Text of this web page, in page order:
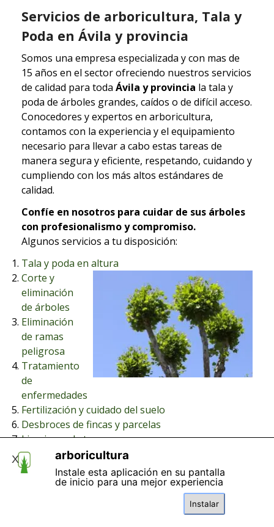
Servicios de arboricultura, Tala y
Poda en Ávila y provincia
Somos una empresa especializada y con mas de
15 años en el sector ofreciendo nuestros servicios
de calidad para toda Ávila y provincia la tala y
poda de árboles grandes, caídos o de difícil acceso.
Conocedores y expertos en arboricultura,
contamos con la experiencia y el equipamiento
necesario para llevar a cabo estas tareas de
manera segura y eficiente, respetando, cuidando y
cumpliendo con los más altos estándares de
calidad.
Confíe en nosotros para cuidar de sus árboles
con profesionalismo y compromiso.
Algunos servicios a tu disposición:
Tala y poda en altura
Corte y
eliminación
de árboles
Eliminación
de ramas
peligrosa
Tratamiento
de
enfermedades
Fertilización y cuidado del suelo
Desbroces de fincas y parcelas
Limpiezas de terrenos
Destoconado / eliminación de Tocones
arboricultura
Instale esta aplicación en su pantalla
de inicio para una mejor experiencia
Instalar
X